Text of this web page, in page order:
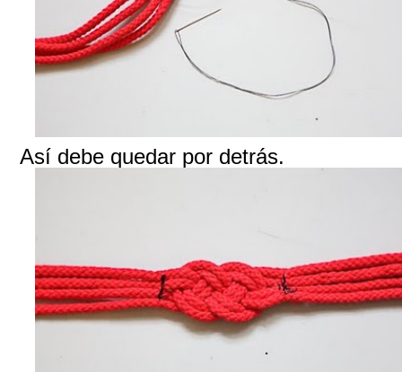
Así debe quedar por detrás.